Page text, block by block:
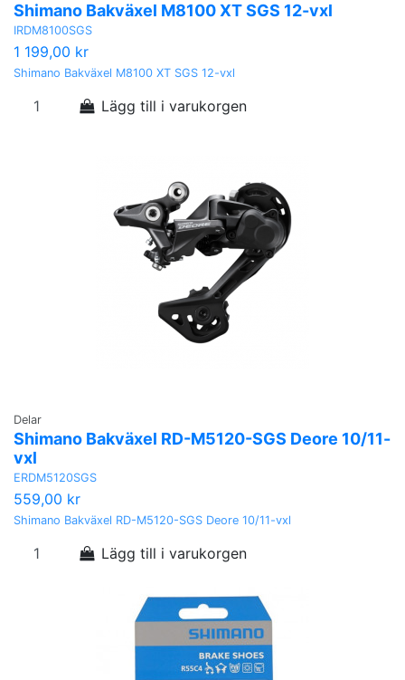
Shimano Bakväxel M8100 XT SGS 12-vxl
IRDM8100SGS
1 199,00 kr
Shimano Bakväxel M8100 XT SGS 12-vxl
Lägg till i varukorgen
Delar
Shimano Bakväxel RD-M5120-SGS Deore 10/11-
vxl
ERDM5120SGS
559,00 kr
Shimano Bakväxel RD-M5120-SGS Deore 10/11-vxl
Lägg till i varukorgen